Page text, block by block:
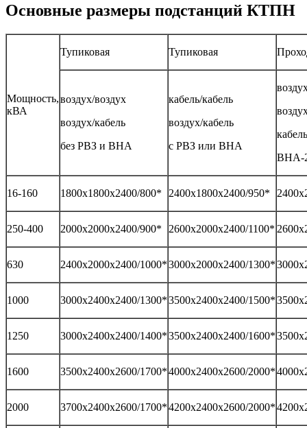
Основные размеры подстанций КТПН
Мощность,
кВА
Тупиковая Тупиковая
воздух/воздух
воздух/кабель
без РВЗ и ВНА
кабель/кабель
воздух/кабель
с РВЗ или ВНА
ВНА-
16-160 1800х1800х2400/800* 2400х1800х2400/950*
250-400 2000х2000х2400/900* 2600х2000х2400/1100*
630 2400х2000х2400/1000*3000х2000х2400/1300*
1000 3000х2400х2400/1300*3500х2400х2400/1500*
1250 3000х2400х2400/1400*3500х2400х2400/1600*
1600 3500х2400х2600/1700*4000х2400х2600/2000*
2000 3700х2400х2600/1700*4200х2400х2600/2000*